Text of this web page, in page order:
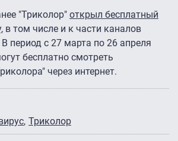
"Триколор" открыл бесплатный
, в том числе и к части каналов
период с 27 марта по 26 апреля
бесплатно смотреть
через интернет.
Триколор